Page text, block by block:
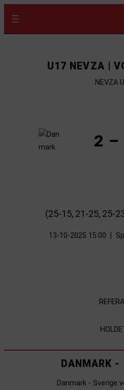
U17 NEVZA |
NEVZA
2 –
(25-15, 21-25, 25-
13-10-2025 15:00
DANMARK -
Danmark - Sverige